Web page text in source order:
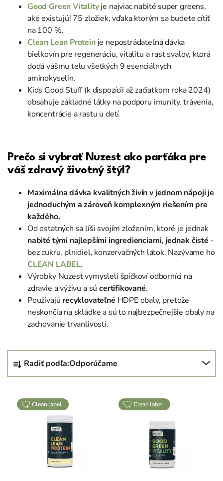
Good Green Vitalityje najviac nabité super greens,
aké existujú! 75 zložiek, vďaka ktorým sa budete cítiť
na 100 %.
Clean Lean Proteinje nepostrádateľná dávka
bielkovín pre regeneráciu, vitalitu a rast svalov, ktorá
dodá vášmu telu všetkých 9 esenciálnych
aminokyselín.
Kids Good Stuff (k dispozícii až začiatkom roka 2024)
obsahuje základné látky na podporu imunity, trávenia,
koncentrácie a rastu u detí.
Prečo si vybrať Nuzest ako parťáka pre
váš zdravý životný štýl?
Maximálna dávka kvalitných živín v jednom nápoji je
jednoduchým a zároveň komplexným riešením pre
každého.
Od ostatných sa líši svojím zložením, ktoré je jednak
nabité tými najlepšími ingredienciami, jednak čisté -
bez cukru, plnidiel, konzervačných látok. Nazývame ho
CLEAN LABEL.
Výrobky Nuzest vymysleli špičkoví odborníci na
zdravie a výživu a súcertifikované.
Používajú recyklovateľné HDPE obaly, pretože
neskončia na skládke a sú to najbezpečnejšie obaly na
zachovanie trvanlivosti.
Radiť podľa:Odporúčame
clean label clean label